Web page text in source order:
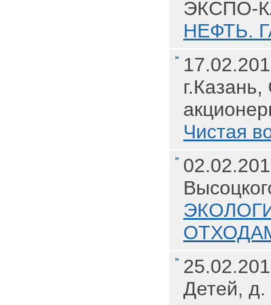
ЭКСПО-
НЕФТЬ.
Чистая
Детей, д.